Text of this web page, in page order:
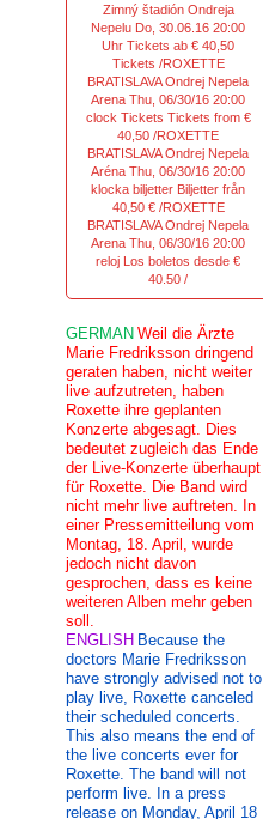
Zimný štadión Ondreja
Nepelu Do, 30.06.16 20:00
Uhr Tickets ab € 40,50
Tickets /ROXETTE
BRATISLAVA Ondrej Nepela
Arena Thu, 06/30/16 20:00
clock Tickets Tickets from €
40,50 /ROXETTE
BRATISLAVA Ondrej Nepela
Aréna Thu, 06/30/16 20:00
klocka biljetter Biljetter från
40,50 € /ROXETTE
BRATISLAVA Ondrej Nepela
Arena Thu, 06/30/16 20:00
reloj Los boletos desde €
40.50 /
GERMAN Weil die Ärzte
Marie Fredriksson dringend
geraten haben, nicht weiter
live aufzutreten, haben
Roxette ihre geplanten
Konzerte abgesagt. Dies
bedeutet zugleich das Ende
der Live-Konzerte überhaupt
für Roxette. Die Band wird
nicht mehr live auftreten. In
einer Pressemitteilung vom
Montag, 18. April, wurde
jedoch nicht davon
gesprochen, dass es keine
weiteren Alben mehr geben
soll.
ENGLISH Because the
doctors Marie Fredriksson
have strongly advised not to
play live, Roxette canceled
their scheduled concerts.
This also means the end of
the live concerts ever for
Roxette. The band will not
perform live. In a press
release on Monday, April 18